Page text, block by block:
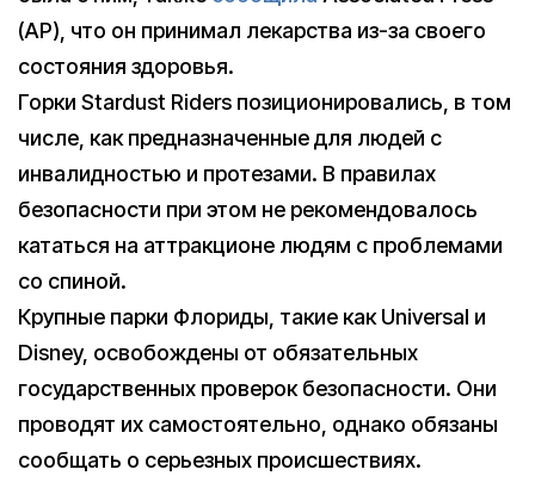
(AP), что он принимал лекарства из-за своего
состояния здоровья.
Горки Stardust Riders позиционировались, в том
числе, как предназначенные для людей с
инвалидностью и протезами. В правилах
безопасности при этом не рекомендовалось
кататься на аттракционе людям с проблемами
со спиной.
Крупные парки Флориды, такие как Universal и
Disney, освобождены от обязательных
государственных проверок безопасности. Они
проводят их самостоятельно, однако обязаны
сообщать о серьезных происшествиях.